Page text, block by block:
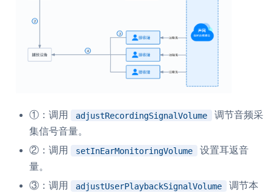
微呼叫 NEW
实现智能硬件和微信小程序之间的实时音视频互通
集中展示声网主要产品及服务的综合服务质量及可用性信息
对实时音频和视频画面进行风险识别，并联动回调和业务处置流
程
①：调用 adjustRecordingSignalVolume
调节音频采
集信号音量。
②：调用
setInEarMonitoringVolume
设置耳返音
量。
③：调用
adjustUserPlaybackSignalVolume
调节本